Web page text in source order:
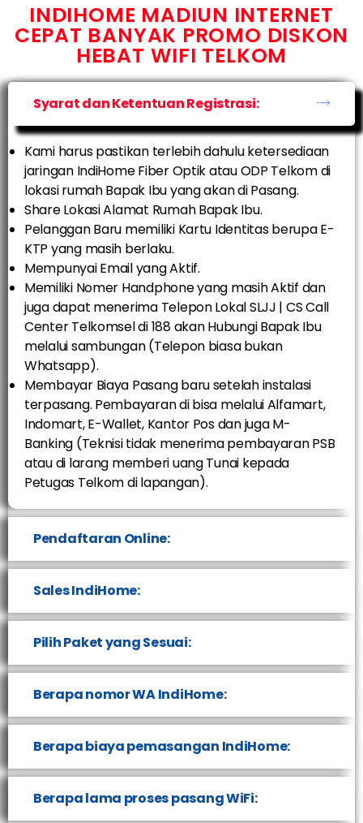
INDIHOME MADIUN INTERNET
CEPAT BANYAK PROMO DISKON
HEBAT WIFI TELKOM
Syarat dan Ketentuan Registrasi:
Kami harus pastikan terlebih dahulu ketersediaan
jaringan IndiHome Fiber Optik atau ODP Telkom di
lokasi rumah Bapak Ibu yang akan di Pasang.
Share Lokasi Alamat Rumah Bapak Ibu.
Pelanggan Baru memiliki Kartu Identitas berupa E-
KTP yang masih berlaku.
Mempunyai Email yang Aktif.
Memiliki Nomer Handphone yang masih Aktif dan
juga dapat menerima Telepon Lokal SLJJ | CS Call
Center Telkomsel di 188 akan Hubungi Bapak Ibu
melalui sambungan (Telepon biasa bukan
Whatsapp).
Membayar Biaya Pasang baru setelah instalasi
terpasang. Pembayaran di bisa melalui Alfamart,
Indomart, E-Wallet, Kantor Pos dan juga M-
Banking (Teknisi tidak menerima pembayaran PSB
atau di larang memberi uang Tunai kepada
Petugas Telkom di lapangan).
Pendaftaran Online:
Sales IndiHome:
Pilih Paket yang Sesuai:
Berapa nomor WA IndiHome:
Berapa biaya pemasangan IndiHome:
Berapa lama proses pasang WiFi: